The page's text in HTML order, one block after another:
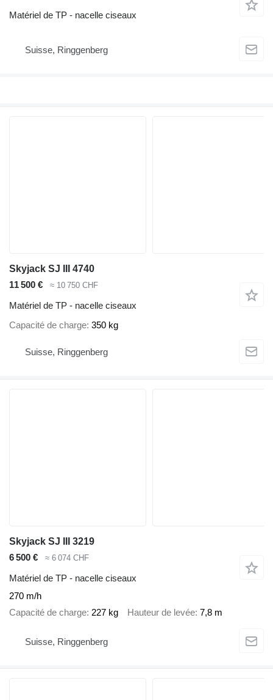
Matériel de TP - nacelle ciseaux
Suisse, Ringgenberg
Skyjack SJ III 4740
11 500 €
≈ 10 750 CHF
Matériel de TP - nacelle ciseaux
Capacité de charge 350 kg
Suisse, Ringgenberg
Skyjack SJ III 3219
6 500 €
≈ 6 074 CHF
Matériel de TP - nacelle ciseaux
270 m/h
Capacité de charge 227 kg Hauteur de levée 7,8 m
Suisse, Ringgenberg